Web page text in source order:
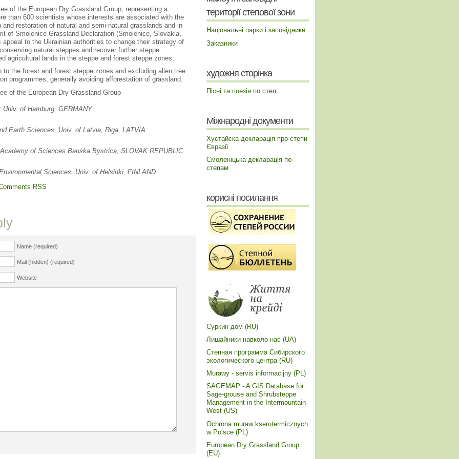
of the European Dry Grassland Group, representing a
than 600 scientists whose interests are associated with the
restoration of natural and semi-natural grasslands and in
of Smolenice Grassland Declaration (Smolenice, Slovakia,
appeal to the Ukrainian authorities to change their strategy of
natural steppes and recover further steppe
agricultural lands in the steppe and forest steppe zones;
to the forest and forest steppe zones and excluding alien tree
programmes; generally avoiding afforestation of grassland.
of the European Dry Grassland Group
of Hamburg, GERMANY
Earth Sciences, Univ. of Latvia, Riga, LATVIA
of Sciences Banska Bystrica, SLOVAK REPUBLIC
Sciences, Univ. of Helsinki, FINLAND
RSS
Name (required)
Mail (hidden) (required)
Website
території степової зони
Національні парки і заповідники
Заказники
художня сторінка
Пісні та поезія по степ
Міжнародні документи
Хустайска декларація про степи
Євразії
Смоленіцька декларація по
степам
корисні посилання
Суркин дом (RU)
Лишайники навколо нас (UA)
Степная программа Сибирского
экологического центра (RU)
Murawy - servis informacijny (PL)
SAGEMAP - A GIS Database for
Sage-grouse and Shrubsteppe
Management in the Intermountain
West (US)
Ochrona muraw kserotermicznych
w Polsce (PL)
European Dry Grassland Group
(EU)